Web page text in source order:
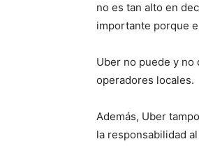
no es tan alto en
importante porque
Uber no puede y
operadores locales.
Además, Uber
la responsabilidad